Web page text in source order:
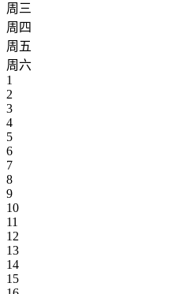
周三
周四
周五
周六
1
2
3
4
5
6
7
8
9
10
11
12
13
14
15